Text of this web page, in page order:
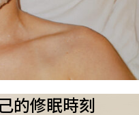
的修眠時刻